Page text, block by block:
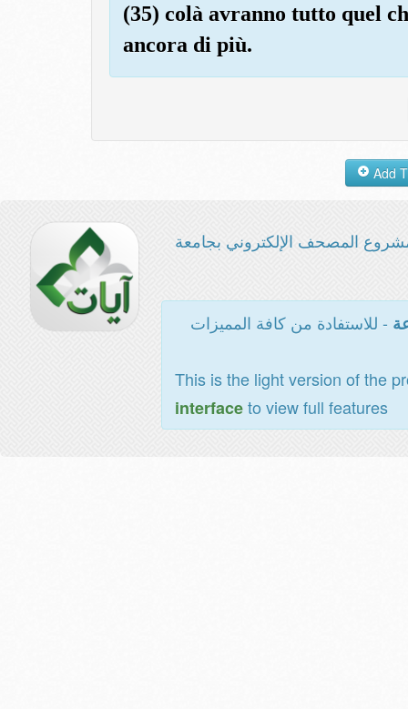
(35) colà avranno tutto quel
ancora di più.
المصحف الإلكتروني بجامعة
- للاستفادة من كافة المميزات
This is the light version of the
interfaceto view full features